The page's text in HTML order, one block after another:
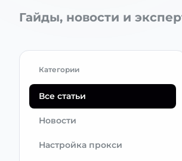
Гайды, новости и
Категории
Все статьи
Новости
Настройка прокси